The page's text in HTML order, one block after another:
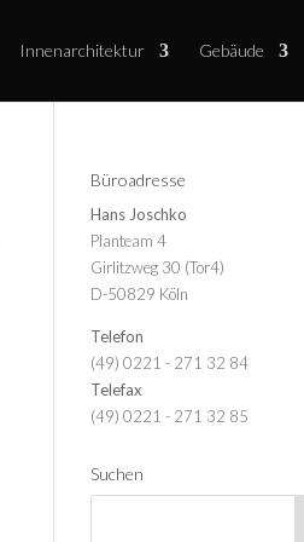
Innenarchitektur Gebäude
Büroadresse
Hans Joschko
Planteam 4
Girlitzweg 30 (Tor4)
D-50829 Köln
Telefon
(49) 0221 - 271 32 84
Telefax
(49) 0221 - 271 32 85
Suchen